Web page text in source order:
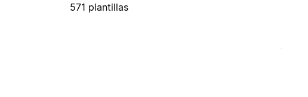
571 plantillas